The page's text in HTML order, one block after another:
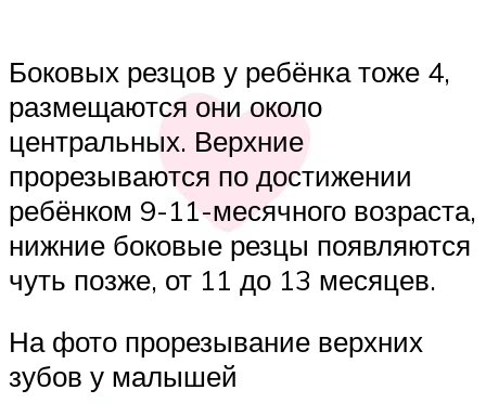
Боковых резцов у ребёнка тоже 4,
размещаются они около
центральных. Верхние
прорезываются по достижении
ребёнком 9-11-месячного возраста,
нижние боковые резцы появляются
чуть позже, от 11 до 13 месяцев.
На фото прорезывание верхних
зубов у малышей